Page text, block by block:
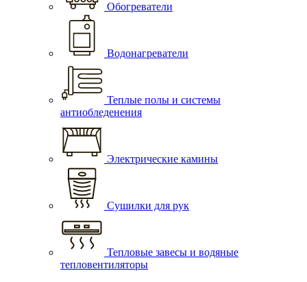
Обогреватели
Водонагреватели
Теплые полы и системы
антиобледенения
Электрические камины
Сушилки для рук
Тепловые завесы и водяные
тепловентиляторы